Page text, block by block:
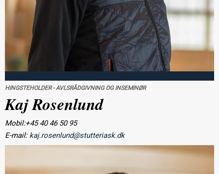
HINGSTEHOLDER - AVLSRÅDGIVNING OG INSEMINØR
Kaj Rosenlund
Mobil:+45 40 46 50 95
E-mail: kaj.rosenlund@stutteriask.dk